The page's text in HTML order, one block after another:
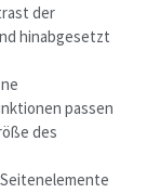
der
hinabgesetzt
passen
des